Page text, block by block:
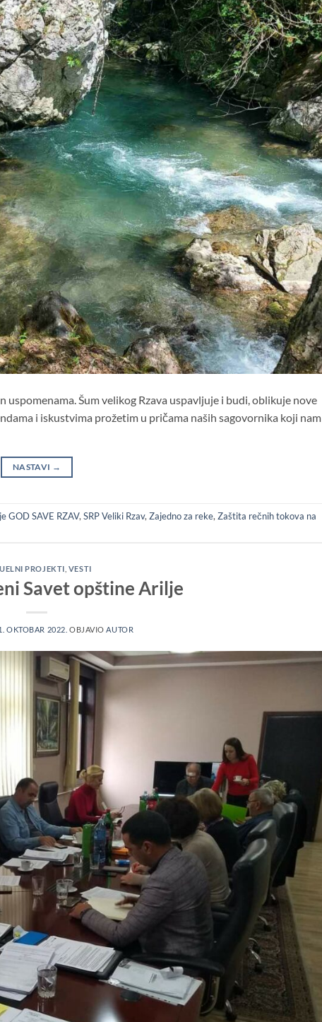
Šum velikog Rzava uspavljuje i budi, oblikuje nove
i iskustvima prožetim u pričama naših sagovornika koji nam
NASTAVI →
GOD SAVE RZAV, SRP Veliki Rzav, Zajedno za reke, Zaštita rečnih tokova na
PROJEKTI VESTI
Savet opštine Arilje
OKTOBAR 2022. OBJAVIOAUTOR